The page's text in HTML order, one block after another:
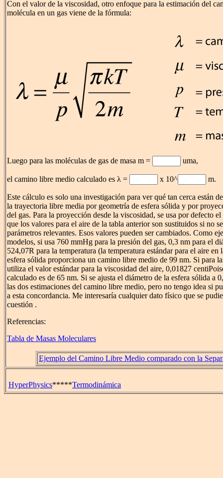
Con el valor de la viscosidad, otro enfoque para la estimación del
molécula en un gas viene de la fórmula:
Luego para las moléculas de gas de masa m = uma,
el camino libre medio calculado es λ = x 10^ m.
Este cálculo es solo una investigación para ver qué tan cerca están
la trayectoria libre media por geometría de esfera sólida y por
del gas. Para la proyección desde la viscosidad, se usa por defecto
que los valores para el aire de la tabla anterior son sustituidos si no
parámetros relevantes. Esos valores pueden ser cambiados. Como
modelos, si usa 760 mmHg para la presión del gas, 0,3 nm para el
524,07R para la temperatura (la temperatura estándar para el aire
esfera sólida proporciona un camino libre medio de 99 nm. Si para
utiliza el valor estándar para la viscosidad del aire, 0,01827
calculado es de 65 nm. Si se ajusta el diámetro de la esfera sólida a
las dos estimaciones del camino libre medio, pero no tengo idea si
a esta concordancia. Me interesaría cualquier dato físico que se
cuestión .
Referencias:
Tabla de Masas Moleculares
Ejemplo del Camino Libre Medio comparado con la
HyperPhysics*****Termodinámica